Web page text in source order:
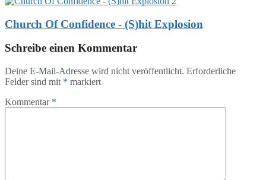
Church Of Confidence - (S)hit Explosion
Schreibe einen Kommentar
Deine E-Mail-Adresse wird nicht veröffentlicht. Erforderliche
Felder sind mit * markiert
Kommentar *